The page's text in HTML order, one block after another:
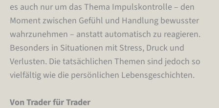
es auch nur um das Thema Impulskontrolle – den
Moment zwischen Gefühl und Handlung bewusster
wahrzunehmen – anstatt automatisch zu reagieren.
Besonders in Situationen mit Stress, Druck und
Verlusten. Die tatsächlichen Themen sind jedoch so
vielfältig wie die persönlichen Lebensgeschichten.
Von Trader für Trader